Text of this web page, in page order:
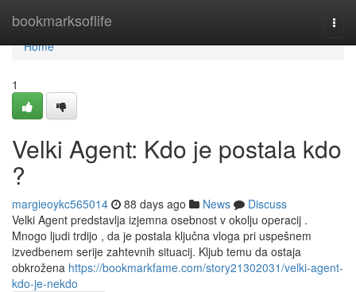
bookmarksoflife
Home
Home
1
Velki Agent: Kdo je postala kdo
?
margieoykc565014 88 days ago News
Discuss
Velki Agent predstavlja izjemna osebnost v okolju operacij .
Mnogo ljudi trdijo , da je postala ključna vloga pri uspešnem
izvedbenem serije zahtevnih situacij. Kljub temu da ostaja
obkrožena https://bookmarkfame.com/story21302031/velki-agent-
kdo-je-nekdo